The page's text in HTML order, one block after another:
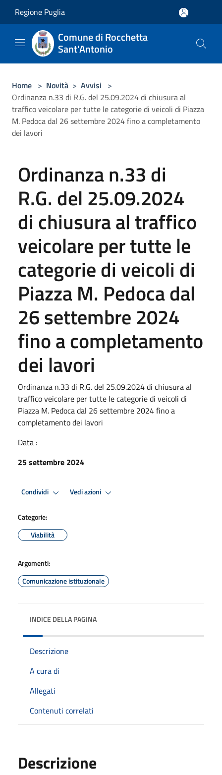
Regione Puglia
Comune di Rocchetta
Sant'Antonio
Home > Novità > Avvisi >
Ordinanza n.33 di R.G. del 25.09.2024 di chiusura al
traffico veicolare per tutte le categorie di veicoli di Piazza
M. Pedoca dal 26 settembre 2024 fino a completamento
dei lavori
Ordinanza n.33 di
R.G. del 25.09.2024
di chiusura al traffico
veicolare per tutte le
categorie di veicoli di
Piazza M. Pedoca dal
26 settembre 2024
fino a completamento
dei lavori
Ordinanza n.33 di R.G. del 25.09.2024 di chiusura al
traffico veicolare per tutte le categorie di veicoli di
Piazza M. Pedoca dal 26 settembre 2024 fino a
completamento dei lavori
Data :
25 settembre 2024
Condividi Vedi azioni
Categorie:
Viabilità
Argomenti:
Comunicazione istituzionale
INDICE DELLA PAGINA
Descrizione
A cura di
Allegati
Contenuti correlati
Descrizione